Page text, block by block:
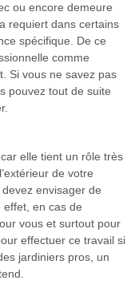
ou encore demeure
requiert dans certains
spécifique. De ce
comme
Si vous ne savez pas
pouvez tout de suite
elle tient un rôle très
de votre
envisager de
effet, en cas de
vous et surtout pour
effectuer ce travail si
jardiniers pros, un